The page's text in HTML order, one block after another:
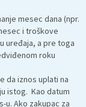
mesec dana (npr.
i troškove
uređaja, a pre toga
roku
da iznos uplati na
istog. Kao datum
u. Ako zakupac za